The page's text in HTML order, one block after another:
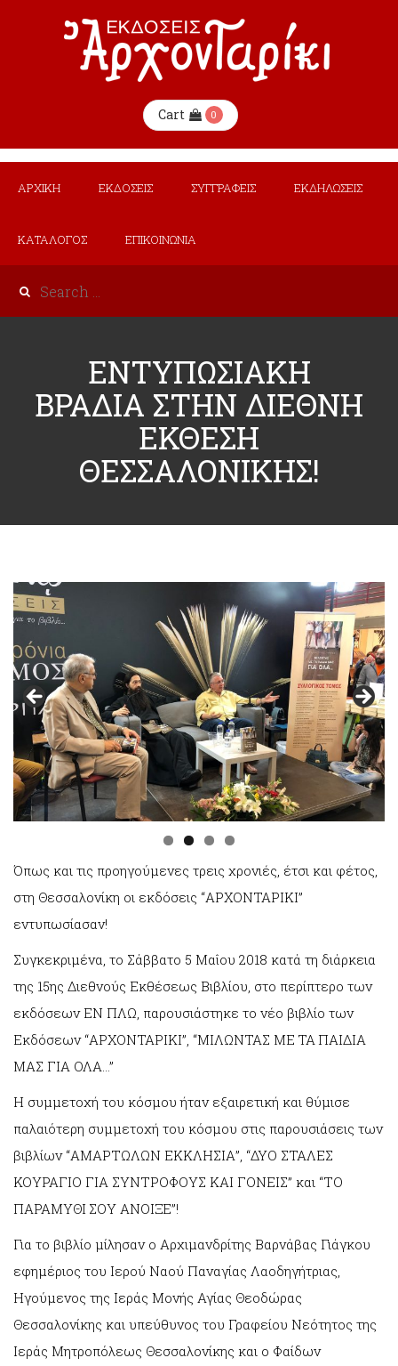
Cart 0
ΑΡΧΙΚΗ ΕΚΔΟΣΕΙΣ ΣΥΓΓΡΑΦΕΙΣ ΕΚΔΗΛΩΣΕΙΣ
ΚΑΤΑΛΟΓΟΣ ΕΠΙΚΟΙΝΩΝΙΑ
ΕΝΤΥΠΩΣΙΑΚΗ
ΒΡΑΔΙΑ ΣΤΗΝ ΔΙΕΘΝΗ
ΕΚΘΕΣΗ
ΘΕΣΣΑΛΟΝΙΚΗΣ!
Όπως και τις προηγούμενες τρεις χρονιές, έτσι και φέτος,
στη Θεσσαλονίκη οι εκδόσεις “ΑΡΧΟΝΤΑΡΙΚΙ”
εντυπωσίασαν!
Συγκεκριμένα, το Σάββατο 5 Μαΐου 2018 κατά τη διάρκεια
της 15ης Διεθνούς Εκθέσεως Βιβλίου, στο περίπτερο των
εκδόσεων ΕΝ ΠΛΩ, παρουσιάστηκε το νέο βιβλίο των
Εκδόσεων “ΑΡΧΟΝΤΑΡΙΚΙ”, “ΜΙΛΩΝΤΑΣ ΜΕ ΤΑ ΠΑΙΔΙΑ
ΜΑΣ ΓΙΑ ΟΛΑ…”
Η συμμετοχή του κόσμου ήταν εξαιρετική και θύμισε
παλαιότερη συμμετοχή του κόσμου στις παρουσιάσεις των
βιβλίων “ΑΜΑΡΤΩΛΩΝ ΕΚΚΛΗΣΙΑ”, “ΔΥΟ ΣΤΑΛΕΣ
ΚΟΥΡΑΓΙΟ ΓΙΑ ΣΥΝΤΡΟΦΟΥΣ ΚΑΙ ΓΟΝΕΙΣ” και “ΤΟ
ΠΑΡΑΜΥΘΙ ΣΟΥ ΑΝΟΙΞΕ”!
Για το βιβλίο μίλησαν ο Αρχιμανδρίτης Βαρνάβας Γιάγκου
εφημέριος του Ιερού Ναού Παναγίας Λαοδηγήτριας,
Ηγούμενος της Ιεράς Μονής Αγίας Θεοδώρας
Θεσσαλονίκης και υπεύθυνος του Γραφείου Νεότητος της
Ιεράς Μητροπόλεως Θεσσαλονίκης και ο Φαίδων